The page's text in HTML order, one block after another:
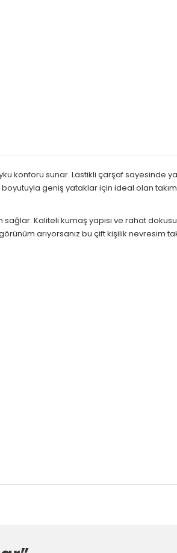
konforu sunar. Lastikli çarşaf sayesinde
geniş yataklar için ideal olan
Kaliteli kumaş yapısı ve rahat
arıyorsanız bu çift kişilik nevresim